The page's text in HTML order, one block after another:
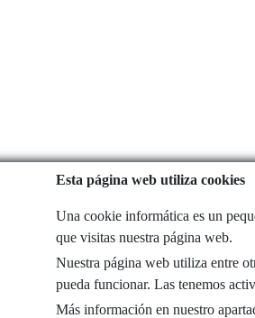
Esta página web utiliza cookies
Una cookie informática es un
que visitas nuestra página web.
Nuestra página web utiliza entre
pueda funcionar. Las tenemos
Más información en nuestro